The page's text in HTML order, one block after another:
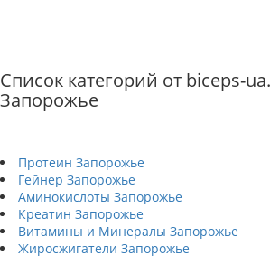
Список категорий от biceps-
Запорожье
Протеин Запорожье
Гейнер Запорожье
Аминокислоты Запорожье
Креатин Запорожье
Витамины и Минералы Запорожье
Жиросжигатели Запорожье